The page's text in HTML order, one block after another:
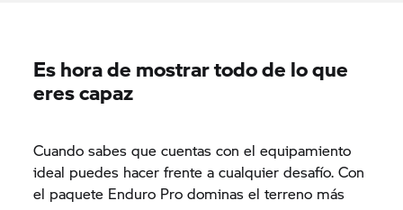
Es hora de mostrar todo de lo que
eres capaz
Cuando sabes que cuentas con el equipamiento
ideal puedes hacer frente a cualquier desafío. Con
el paquete Enduro Pro dominas el terreno más